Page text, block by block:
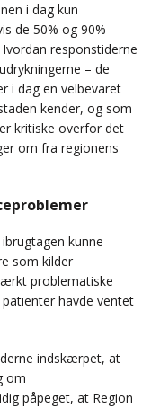
i dag kun
de 50% og 90%
responstiderne
– de
i dag en velbevaret
kender, og som
kritiske overfor det
om fra regionens
kunne
som kilder
problematiske
havde ventet
indskærpet, at
om
påpeget, at Region